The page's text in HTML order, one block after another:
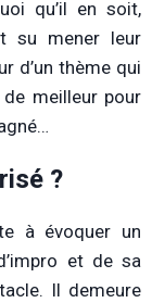
qu’il en soit,
su mener leur
d’un thème qui
meilleur pour
?
à évoquer un
et de sa
Il demeure